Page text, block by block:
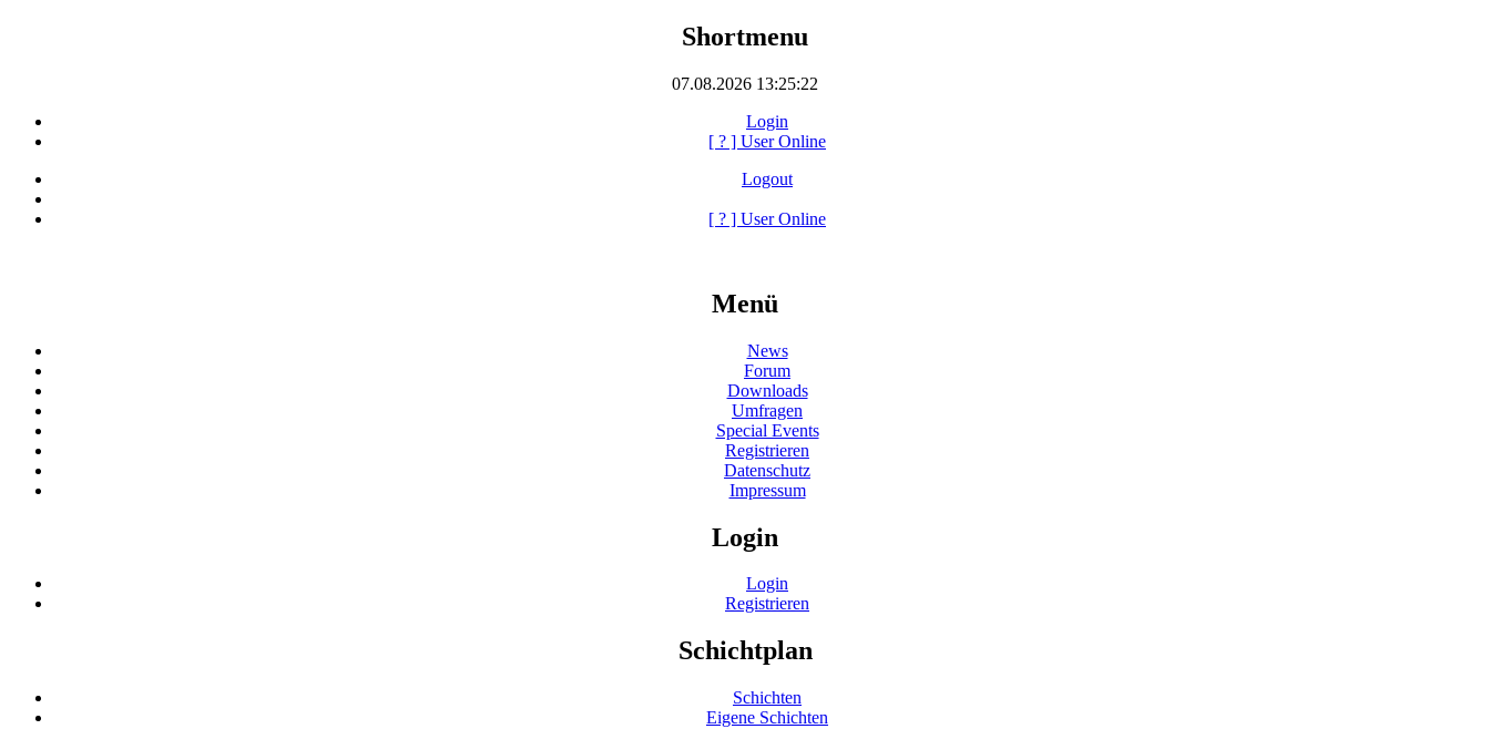
Shortmenu
07.08.2026 13:25:22
Login
[ ? ] User Online
Logout
[ ? ] User Online
Menü
News
Forum
Downloads
Umfragen
Special Events
Registrieren
Datenschutz
Impressum
Login
Login
Registrieren
Schichtplan
Schichten
Eigene Schichten